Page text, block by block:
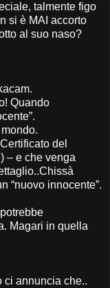
talmente figo
si è MAI accorto
al suo naso?
Quando
del
– e che venga
“nuovo innocente”.
Magari in quella
ci annuncia che..